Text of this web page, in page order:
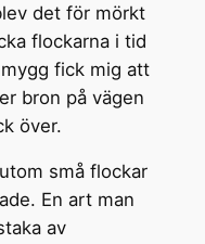
det för mörkt
flockarna i tid
fick mig att
bron på vägen
över.
små flockar
En art man
av